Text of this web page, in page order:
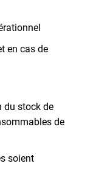
en cas de
du stock de
de
soient